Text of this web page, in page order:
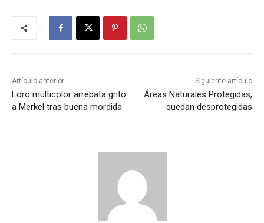
Artículo anterior
Loro multicolor arrebata grito
a Merkel tras buena mordida
Siguiente artículo
Áreas Naturales Protegidas,
quedan desprotegidas